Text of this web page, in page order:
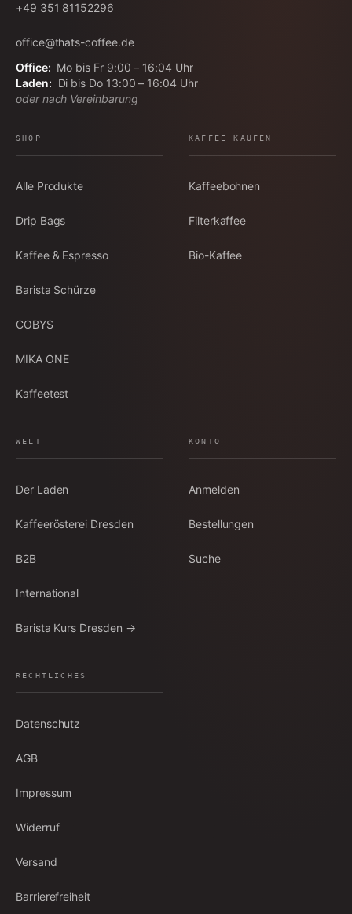
+49 351 81152296
office@thats-coffee.de
Office: Mo bis Fr 9:00 – 16:04 Uhr
Laden: Di bis Do 13:00 – 16:04 Uhr
oder nach Vereinbarung
SHOP
Alle Produkte
Drip Bags
Kaffee & Espresso
Barista Schürze
COBYS
MIKA ONE
Kaffeetest
KAFFEE KAUFEN
Kaffeebohnen
Filterkaffee
Bio-Kaffee
WELT
Der Laden
Kaffeerösterei Dresden
B2B
International
Barista Kurs Dresden →
KONTO
Anmelden
Bestellungen
Suche
RECHTLICHES
Datenschutz
AGB
Impressum
Widerruf
Versand
Barrierefreiheit